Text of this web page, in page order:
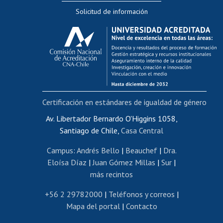
Evaluación docente
Calificación académica
Postulación al AUCAI
Funcionarias/os
Cursos internos de capacitación
Bienestar del personal
Portal de movilidad interna
Certificado de renta
Certificado de renta honorarios
Editar páginas blancas
Extranjeras/os
Revalidación y reconocimiento de títulos
Postulación al Programa de Movilidad Estudiantil
Solicitud de información
Av. Libertador Bernardo O'Higgins 1058,
Santiago de Chile, Casa Central
Campus: Andrés Bello | Beauchef| Dra.
Eloísa Díaz | Juan Gómez Millas | Sur |
más recintos
+56 2 29782000 | Teléfonos y correos |
Mapa del portal| Contacto
Certificación en estándares de igualdad de género